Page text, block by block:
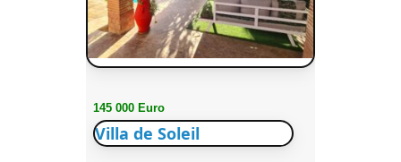
145 000 Euro
Villa de Soleil